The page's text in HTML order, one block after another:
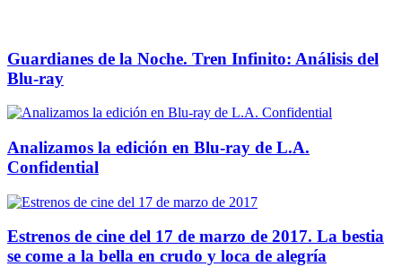
Guardianes de la Noche. Tren Infinito: Análisis del
Blu-ray
Analizamos la edición en Blu-ray de L.A.
Confidential
Estrenos de cine del 17 de marzo de 2017. La bestia
se come a la bella en crudo y loca de alegría